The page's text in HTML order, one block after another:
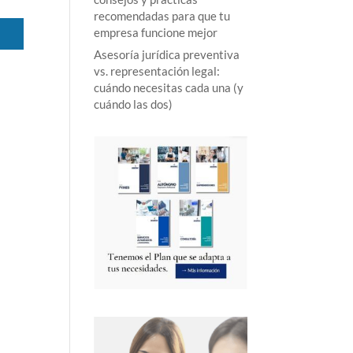
recomendadas para que tu
empresa funcione mejor
Asesoría jurídica preventiva
vs. representación legal:
cuándo necesitas cada una (y
cuándo las dos)